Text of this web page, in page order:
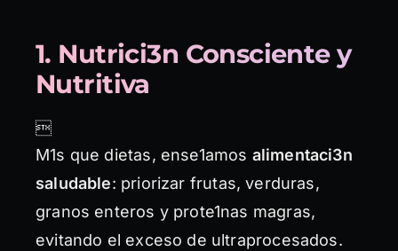
1. Nutrici3n Consciente y
Nutritiva

M1s que dietas, ense1amos alimentaci3n
saludable: priorizar frutas, verduras,
granos enteros y prote1nas magras,
evitando el exceso de ultraprocesados.